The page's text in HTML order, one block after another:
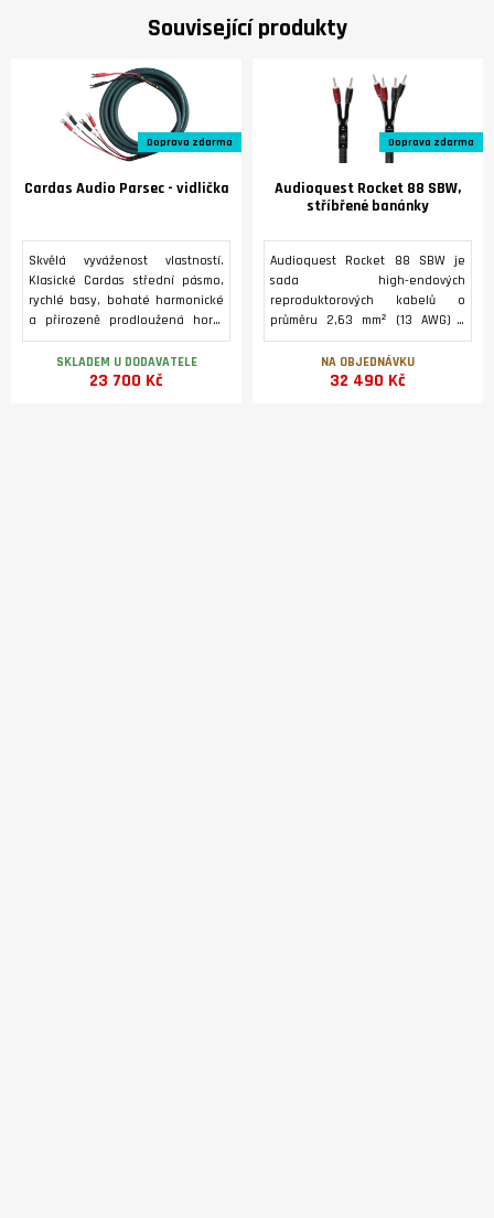
Související produkty
Doprava zdarma
Cardas Audio Parsec - vidlička
Skvělá vyváženost vlastností.
Klasické Cardas střední pásmo,
rychlé basy, bohaté harmonické
a přirozeně prodloužená horní
oktáva. Funguje skvěle prakticky
s jakýmkoli reproduktorem
včetně bi-wire. Tento kabel se
SKLADEM U DODAVATELE
23 700 Kč
Doprava zdarma
Audioquest Rocket 88 SBW,
stříbřené banánky
Audioquest Rocket 88 SBW je
sada high-endových
reproduktorových kabelů o
průměru 2,63 mm² (13 AWG) v
provedení Single-BiWire se 72
voltovou technologií DBS.
Zakončení stříbřené banánky.
NA OBJEDNÁVKU
32 490 Kč